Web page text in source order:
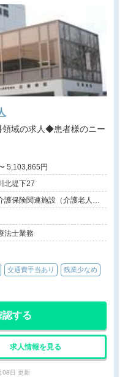
年収 3,127,580円 〜 5,103,865円
北堤下27
護保険関連施設（介護老人保
法士業務
交通費手当あり 残業少なめ
する
求人情報を見る
08日 更新